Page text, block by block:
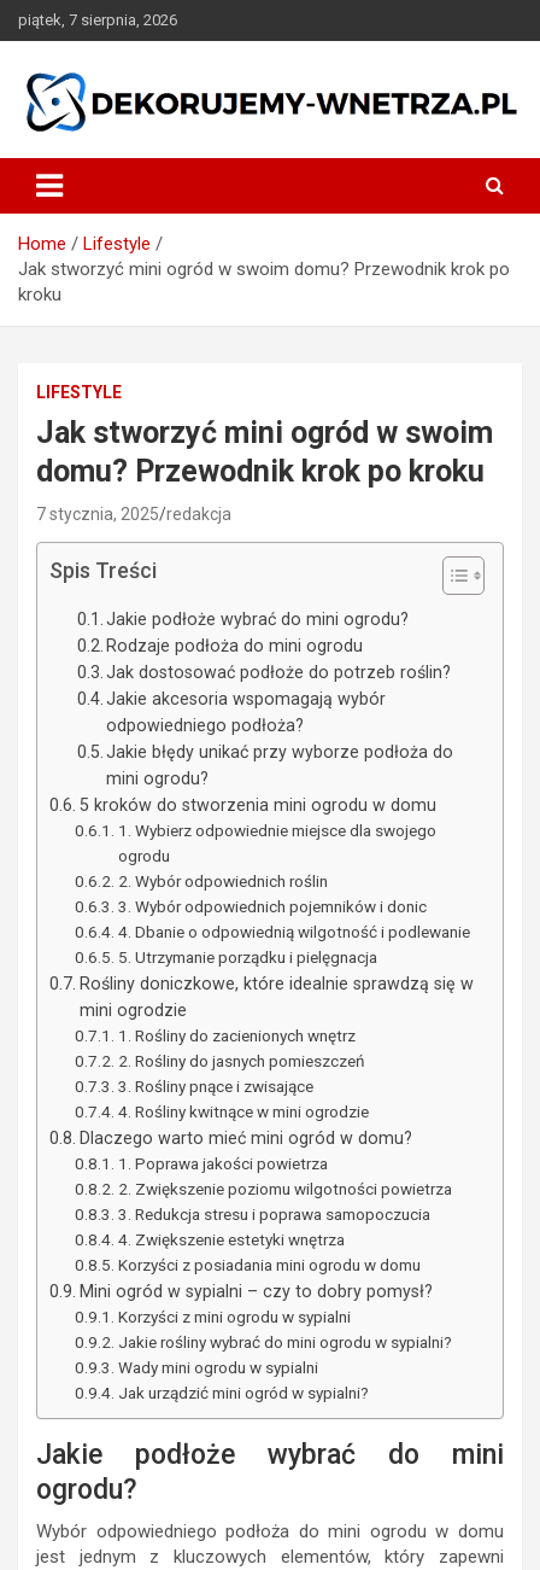
Skip
to
piątek, 7 sierpnia, 2026
dekorujemy-wnetrza.pl
Home
Lifestyle
Jak stworzyć mini ogród w swoim domu? Przewodnik krok po
kroku
LIFESTYLE
Jak stworzyć mini ogród w swoim
domu? Przewodnik krok po kroku
7 stycznia, 2025 redakcja
Spis Treści
Jakie podłoże wybrać do mini ogrodu?
Rodzaje podłoża do mini ogrodu
Jak dostosować podłoże do potrzeb roślin?
Jakie akcesoria wspomagają wybór
odpowiedniego podłoża?
Jakie błędy unikać przy wyborze podłoża do
mini ogrodu?
5 kroków do stworzenia mini ogrodu w domu
1. Wybierz odpowiednie miejsce dla swojego
ogrodu
2. Wybór odpowiednich roślin
3. Wybór odpowiednich pojemników i donic
4. Dbanie o odpowiednią wilgotność i podlewanie
5. Utrzymanie porządku i pielęgnacja
Rośliny doniczkowe, które idealnie sprawdzą się w
mini ogrodzie
1. Rośliny do zacienionych wnętrz
2. Rośliny do jasnych pomieszczeń
3. Rośliny pnące i zwisające
4. Rośliny kwitnące w mini ogrodzie
Dlaczego warto mieć mini ogród w domu?
1. Poprawa jakości powietrza
2. Zwiększenie poziomu wilgotności powietrza
3. Redukcja stresu i poprawa samopoczucia
4. Zwiększenie estetyki wnętrza
Korzyści z posiadania mini ogrodu w domu
Mini ogród w sypialni – czy to dobry pomysł?
Korzyści z mini ogrodu w sypialni
Jakie rośliny wybrać do mini ogrodu w sypialni?
Wady mini ogrodu w sypialni
Jak urządzić mini ogród w sypialni?
Jakie podłoże wybrać do mini
ogrodu?
Wybór odpowiedniego podłoża do mini ogrodu w domu
jest jednym z kluczowych elementów, który zapewni